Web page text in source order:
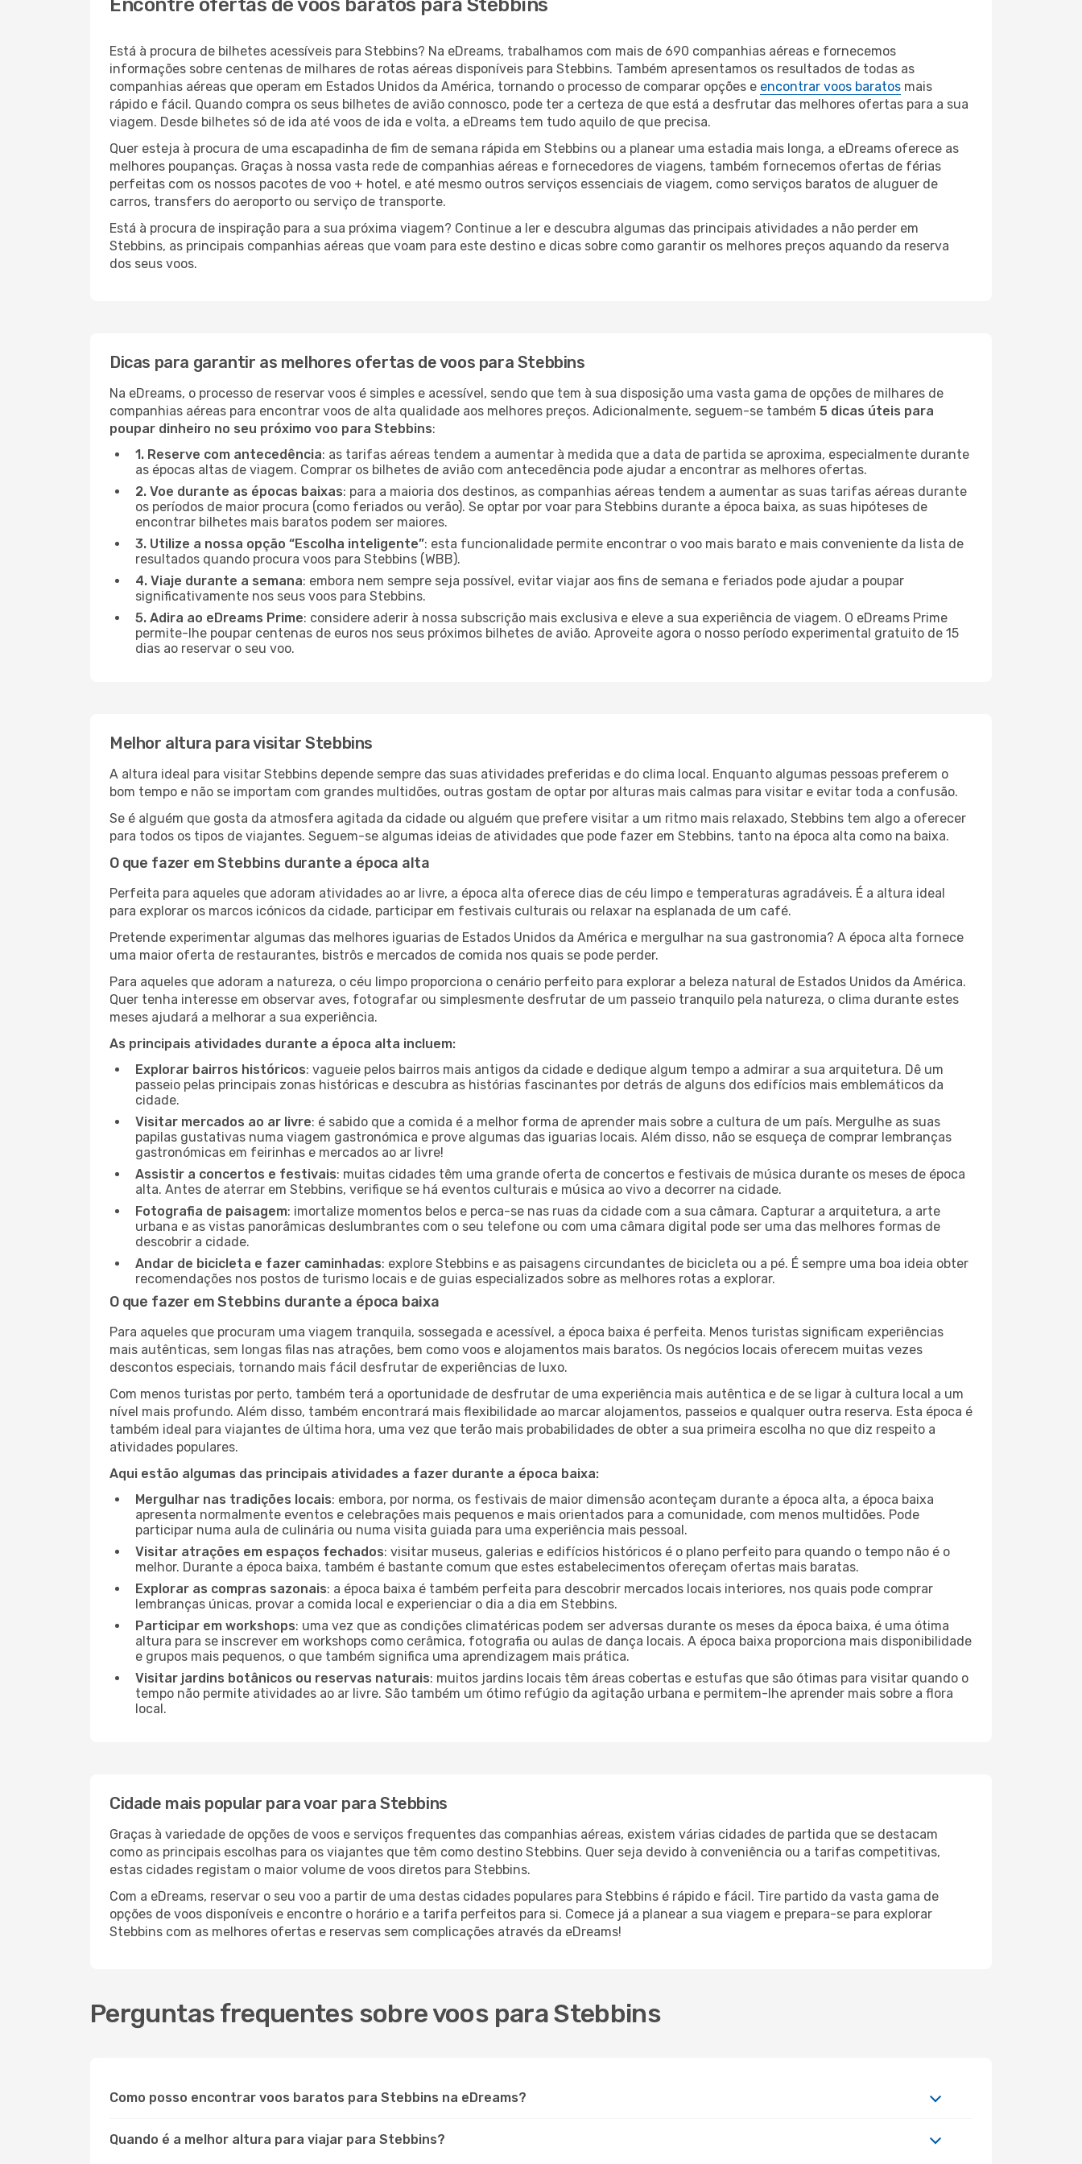
Encontre ofertas de voos baratos para Stebbins
Está à procura de bilhetes acessíveis para Stebbins? Na eDreams, trabalhamos com mais de 690 companhias aéreas e fornecemos
informações sobre centenas de milhares de rotas aéreas disponíveis para Stebbins. Também apresentamos os resultados de todas as
companhias aéreas que operam em Estados Unidos da América, tornando o processo de comparar opções e encontrar voos baratos mais
rápido e fácil. Quando compra os seus bilhetes de avião connosco, pode ter a certeza de que está a desfrutar das melhores ofertas para a sua
viagem. Desde bilhetes só de ida até voos de ida e volta, a eDreams tem tudo aquilo de que precisa.
Quer esteja à procura de uma escapadinha de fim de semana rápida em Stebbins ou a planear uma estadia mais longa, a eDreams oferece as
melhores poupanças. Graças à nossa vasta rede de companhias aéreas e fornecedores de viagens, também fornecemos ofertas de férias
perfeitas com os nossos pacotes de voo + hotel, e até mesmo outros serviços essenciais de viagem, como serviços baratos de aluguer de
carros, transfers do aeroporto ou serviço de transporte.
Está à procura de inspiração para a sua próxima viagem? Continue a ler e descubra algumas das principais atividades a não perder em
Stebbins, as principais companhias aéreas que voam para este destino e dicas sobre como garantir os melhores preços aquando da reserva
dos seus voos.
Dicas para garantir as melhores ofertas de voos para Stebbins
Na eDreams, o processo de reservar voos é simples e acessível, sendo que tem à sua disposição uma vasta gama de opções de milhares de
companhias aéreas para encontrar voos de alta qualidade aos melhores preços. Adicionalmente, seguem-se também 5 dicas úteis para
poupar dinheiro no seu próximo voo para Stebbins:
1. Reserve com antecedência: as tarifas aéreas tendem a aumentar à medida que a data de partida se aproxima, especialmente durante
as épocas altas de viagem. Comprar os bilhetes de avião com antecedência pode ajudar a encontrar as melhores ofertas.
2. Voe durante as épocas baixas: para a maioria dos destinos, as companhias aéreas tendem a aumentar as suas tarifas aéreas durante
os períodos de maior procura (como feriados ou verão). Se optar por voar para Stebbins durante a época baixa, as suas hipóteses de
encontrar bilhetes mais baratos podem ser maiores.
3. Utilize a nossa opção “Escolha inteligente”: esta funcionalidade permite encontrar o voo mais barato e mais conveniente da lista de
resultados quando procura voos para Stebbins (WBB).
4. Viaje durante a semana: embora nem sempre seja possível, evitar viajar aos fins de semana e feriados pode ajudar a poupar
significativamente nos seus voos para Stebbins.
5. Adira ao eDreams Prime: considere aderir à nossa subscrição mais exclusiva e eleve a sua experiência de viagem. O eDreams Prime
permite-lhe poupar centenas de euros nos seus próximos bilhetes de avião. Aproveite agora o nosso período experimental gratuito de 15
dias ao reservar o seu voo.
Melhor altura para visitar Stebbins
A altura ideal para visitar Stebbins depende sempre das suas atividades preferidas e do clima local. Enquanto algumas pessoas preferem o
bom tempo e não se importam com grandes multidões, outras gostam de optar por alturas mais calmas para visitar e evitar toda a confusão.
Se é alguém que gosta da atmosfera agitada da cidade ou alguém que prefere visitar a um ritmo mais relaxado, Stebbins tem algo a oferecer
para todos os tipos de viajantes. Seguem-se algumas ideias de atividades que pode fazer em Stebbins, tanto na época alta como na baixa.
O que fazer em Stebbins durante a época alta
Perfeita para aqueles que adoram atividades ao ar livre, a época alta oferece dias de céu limpo e temperaturas agradáveis. É a altura ideal
para explorar os marcos icónicos da cidade, participar em festivais culturais ou relaxar na esplanada de um café.
Pretende experimentar algumas das melhores iguarias de Estados Unidos da América e mergulhar na sua gastronomia? A época alta fornece
uma maior oferta de restaurantes, bistrôs e mercados de comida nos quais se pode perder.
Para aqueles que adoram a natureza, o céu limpo proporciona o cenário perfeito para explorar a beleza natural de Estados Unidos da América.
Quer tenha interesse em observar aves, fotografar ou simplesmente desfrutar de um passeio tranquilo pela natureza, o clima durante estes
meses ajudará a melhorar a sua experiência.
As principais atividades durante a época alta incluem:
Explorar bairros históricos: vagueie pelos bairros mais antigos da cidade e dedique algum tempo a admirar a sua arquitetura. Dê um
passeio pelas principais zonas históricas e descubra as histórias fascinantes por detrás de alguns dos edifícios mais emblemáticos da
cidade.
Visitar mercados ao ar livre: é sabido que a comida é a melhor forma de aprender mais sobre a cultura de um país. Mergulhe as suas
papilas gustativas numa viagem gastronómica e prove algumas das iguarias locais. Além disso, não se esqueça de comprar lembranças
gastronómicas em feirinhas e mercados ao ar livre!
Assistir a concertos e festivais: muitas cidades têm uma grande oferta de concertos e festivais de música durante os meses de época
alta. Antes de aterrar em Stebbins, verifique se há eventos culturais e música ao vivo a decorrer na cidade.
Fotografia de paisagem: imortalize momentos belos e perca-se nas ruas da cidade com a sua câmara. Capturar a arquitetura, a arte
urbana e as vistas panorâmicas deslumbrantes com o seu telefone ou com uma câmara digital pode ser uma das melhores formas de
descobrir a cidade.
Andar de bicicleta e fazer caminhadas: explore Stebbins e as paisagens circundantes de bicicleta ou a pé. É sempre uma boa ideia obter
recomendações nos postos de turismo locais e de guias especializados sobre as melhores rotas a explorar.
O que fazer em Stebbins durante a época baixa
Para aqueles que procuram uma viagem tranquila, sossegada e acessível, a época baixa é perfeita. Menos turistas significam experiências
mais autênticas, sem longas filas nas atrações, bem como voos e alojamentos mais baratos. Os negócios locais oferecem muitas vezes
descontos especiais, tornando mais fácil desfrutar de experiências de luxo.
Com menos turistas por perto, também terá a oportunidade de desfrutar de uma experiência mais autêntica e de se ligar à cultura local a um
nível mais profundo. Além disso, também encontrará mais flexibilidade ao marcar alojamentos, passeios e qualquer outra reserva. Esta época é
também ideal para viajantes de última hora, uma vez que terão mais probabilidades de obter a sua primeira escolha no que diz respeito a
atividades populares.
Aqui estão algumas das principais atividades a fazer durante a época baixa:
Mergulhar nas tradições locais: embora, por norma, os festivais de maior dimensão aconteçam durante a época alta, a época baixa
apresenta normalmente eventos e celebrações mais pequenos e mais orientados para a comunidade, com menos multidões. Pode
participar numa aula de culinária ou numa visita guiada para uma experiência mais pessoal.
Visitar atrações em espaços fechados: visitar museus, galerias e edifícios históricos é o plano perfeito para quando o tempo não é o
melhor. Durante a época baixa, também é bastante comum que estes estabelecimentos ofereçam ofertas mais baratas.
Explorar as compras sazonais: a época baixa é também perfeita para descobrir mercados locais interiores, nos quais pode comprar
lembranças únicas, provar a comida local e experienciar o dia a dia em Stebbins.
Participar em workshops: uma vez que as condições climatéricas podem ser adversas durante os meses da época baixa, é uma ótima
altura para se inscrever em workshops como cerâmica, fotografia ou aulas de dança locais. A época baixa proporciona mais disponibilidade
e grupos mais pequenos, o que também significa uma aprendizagem mais prática.
Visitar jardins botânicos ou reservas naturais: muitos jardins locais têm áreas cobertas e estufas que são ótimas para visitar quando o
tempo não permite atividades ao ar livre. São também um ótimo refúgio da agitação urbana e permitem-lhe aprender mais sobre a flora
local.
Cidade mais popular para voar para Stebbins
Graças à variedade de opções de voos e serviços frequentes das companhias aéreas, existem várias cidades de partida que se destacam
como as principais escolhas para os viajantes que têm como destino Stebbins. Quer seja devido à conveniência ou a tarifas competitivas,
estas cidades registam o maior volume de voos diretos para Stebbins.
Com a eDreams, reservar o seu voo a partir de uma destas cidades populares para Stebbins é rápido e fácil. Tire partido da vasta gama de
opções de voos disponíveis e encontre o horário e a tarifa perfeitos para si. Comece já a planear a sua viagem e prepara-se para explorar
Stebbins com as melhores ofertas e reservas sem complicações através da eDreams!
Perguntas frequentes sobre voos para Stebbins
Como posso encontrar voos baratos para Stebbins na eDreams?
Quando é a melhor altura para viajar para Stebbins?